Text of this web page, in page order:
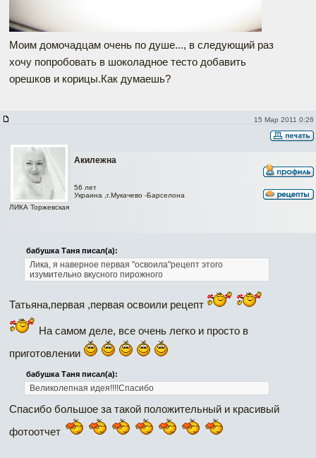
Моим домочадцам очень по душе..., в следующий раз
хочу попробовать в шоколадное тесто добавить
орешков и корицы.Как думаешь?
15 Мар 2011 0:26
Акилежна
ЛИКА Торжевская
56 лет
Украина ,г.Мукачево -Барселона
бабушка Таня писал(а):
Лика, я наверное первая "освоила"рецепт этого
изумительно вкусного пирожного
Татьяна,первая ,первая освоили рецепт
На самом деле, все очень легко и просто в
приготовлении
бабушка Таня писал(а):
Великолепная идея!!!!Спасибо
Спасибо большое за такой положительный и красивый
фотоотчет